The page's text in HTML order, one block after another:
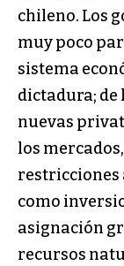
chileno. Los
muy poco
sistema
dictadura; de
nuevas
los
restricciones
como
asignación
recursos